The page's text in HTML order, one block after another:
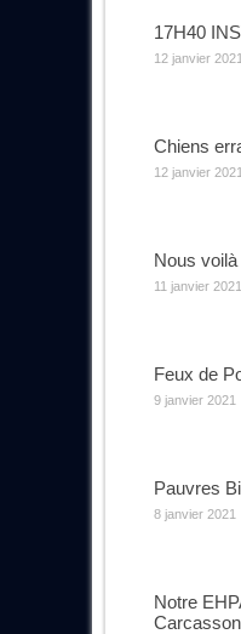
17H40
12 janvier 2021
Chiens
12 janvier 2021
Nous
11 janvier 2021
Feux de
9 janvier 2021
Pauvres
8 janvier 2021
Notre